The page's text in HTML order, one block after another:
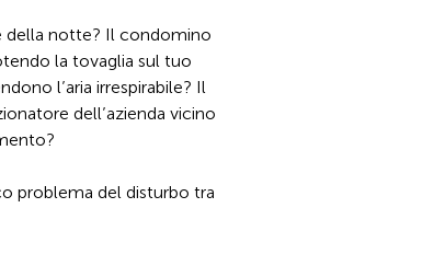
della notte? Il condomino
la tovaglia sul tuo
l’aria irrespirabile? Il
dell’azienda vicino
problema del disturbo tra